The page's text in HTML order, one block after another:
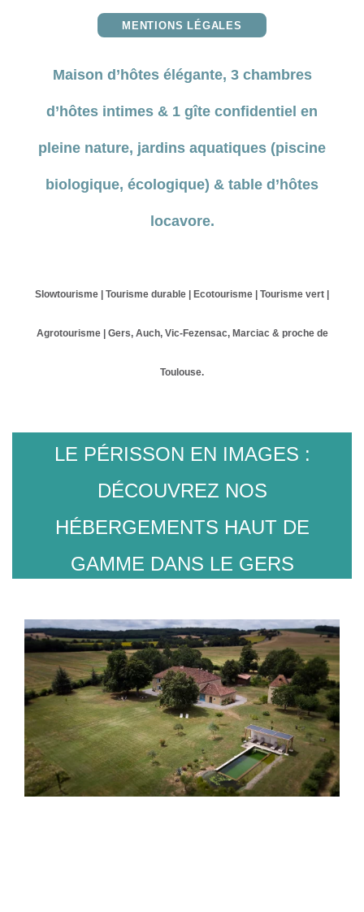
MENTIONS LÉGALES
Maison d’hôtes élégante, 3 chambres
d’hôtes intimes & 1 gîte confidentiel en
pleine nature, jardins aquatiques (piscine
biologique, écologique) & table d’hôtes
locavore.
Slowtourisme | Tourisme durable | Ecotourisme | Tourisme vert |
Agrotourisme | Gers, Auch, Vic-Fezensac, Marciac & proche de
Toulouse.
LE PÉRISSON EN IMAGES :
DÉCOUVREZ NOS
HÉBERGEMENTS HAUT DE
GAMME DANS LE GERS